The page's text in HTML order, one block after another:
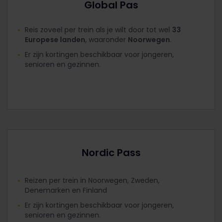
Global Pas
Reis zoveel per trein als je wilt door tot wel 33
Europese landen, waaronder Noorwegen.
Er zijn kortingen beschikbaar voor jongeren,
senioren en gezinnen.
Nordic Pass
Reizen per trein in Noorwegen, Zweden,
Denemarken en Finland
Er zijn kortingen beschikbaar voor jongeren,
senioren en gezinnen.